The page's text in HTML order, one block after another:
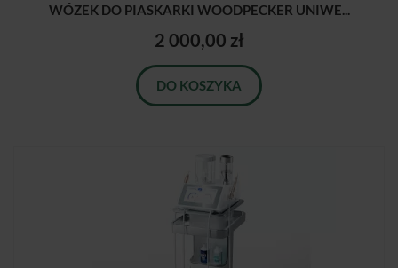
WÓZEK DO PIASKARKI WOODPECKER UNIWE...
2 000,00 zł
DO KOSZYKA